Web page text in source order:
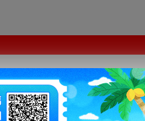
はお受けしておりません。